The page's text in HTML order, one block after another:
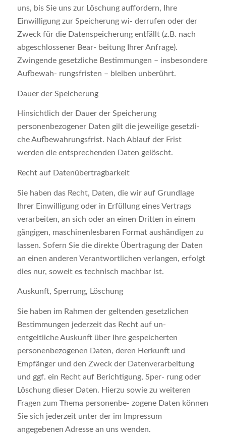
uns, bis Sie uns zur Löschung auffordern, Ihre
Einwilligung zur Speicherung wi- derrufen oder der
Zweck für die Datenspeicherung entfällt (z.B. nach
abgeschlossener Bear- beitung Ihrer Anfrage).
Zwingende gesetzliche Bestimmungen – insbesondere
Aufbewah- rungsfristen – bleiben unberührt.
Dauer der Speicherung
Hinsichtlich der Dauer der Speicherung
personenbezogener Daten gilt die jeweilige gesetzli-
che Aufbewahrungsfrist. Nach Ablauf der Frist
werden die entsprechenden Daten gelöscht.
Recht auf Datenübertragbarkeit
Sie haben das Recht, Daten, die wir auf Grundlage
Ihrer Einwilligung oder in Erfüllung eines Vertrags
verarbeiten, an sich oder an einen Dritten in einem
gängigen, maschinenlesbaren Format aushändigen zu
lassen. Sofern Sie die direkte Übertragung der Daten
an einen anderen Verantwortlichen verlangen, erfolgt
dies nur, soweit es technisch machbar ist.
Auskunft, Sperrung, Löschung
Sie haben im Rahmen der geltenden gesetzlichen
Bestimmungen jederzeit das Recht auf un-
entgeltliche Auskunft über Ihre gespeicherten
personenbezogenen Daten, deren Herkunft und
Empfänger und den Zweck der Datenverarbeitung
und ggf. ein Recht auf Berichtigung, Sper- rung oder
Löschung dieser Daten. Hierzu sowie zu weiteren
Fragen zum Thema personenbe- zogene Daten können
Sie sich jederzeit unter der im Impressum
angegebenen Adresse an uns wenden.